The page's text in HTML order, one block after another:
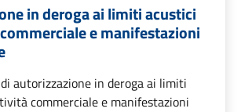
in deroga ai limiti acustici
e manifestazioni
autorizzazione in deroga ai limiti
commerciale e manifestazioni